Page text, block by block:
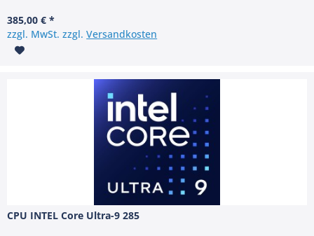
385,00 € *
zzgl. MwSt. zzgl.Versandkosten
CPU INTEL Core Ultra-9 285